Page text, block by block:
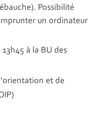
Possibilité
un ordinateur
à la BU des
et de